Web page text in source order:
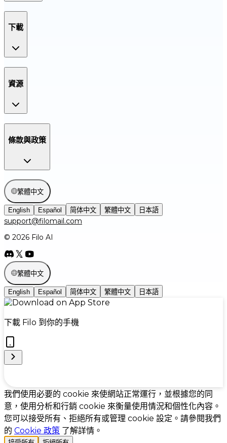
下載
資源
條款與政策
繁體中文
English Español 简体中文 繁體中文 日本語
support@filomail.com
© 2026 Filo AI
繁體中文
English Español 简体中文 繁體中文 日本語
下載 Filo 到你的手機
Cookie Preferences
我們使用必要的 cookie 來使網站正常運行，並根據您的同
意，使用分析和行銷 cookie 來衡量使用情況和個性化內容。
您可以接受所有、拒絕所有或管理 cookie 設定。請參閱我們
的 Cookie 政策 了解詳情。